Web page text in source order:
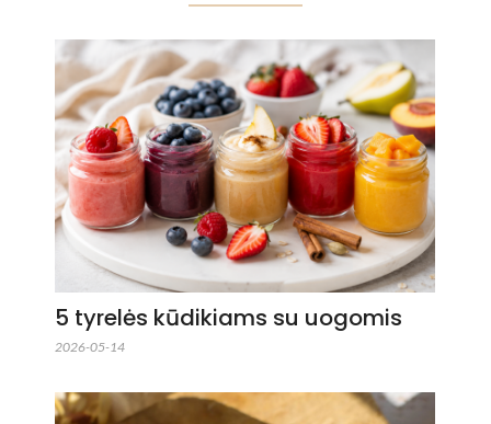
5 tyrelės kūdikiams su uogomis
2026-05-14